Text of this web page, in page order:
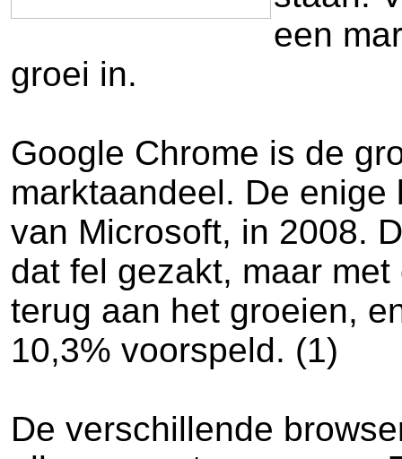
een
groei in.
Google Chrome is de
marktaandeel. De
van Microsoft, in 2008.
dat fel gezakt, maar
terug aan het groeien,
10,3% voorspeld. (1)
De verschillende